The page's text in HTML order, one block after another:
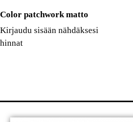
Color patchwork matto
Kirjaudu sisään nähdäksesi
hinnat